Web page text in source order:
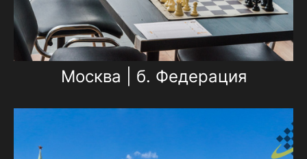
Москва | б. Федерация